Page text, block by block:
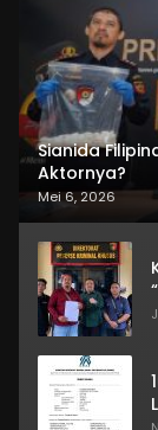
Sianida
Aktornya?
Mei 6, 2026